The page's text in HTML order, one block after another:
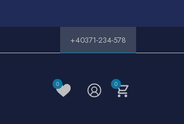
+40371-234-578
0 0